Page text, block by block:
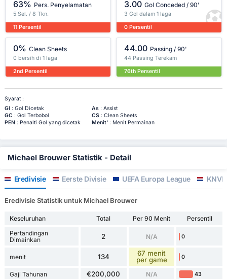
63% Pers. Penyelamatan
5 Sel. / 8 Tkn.
11 Persentil
3.00 Gol Conceded / 90'
3 Gol dalam 1 laga
0 Persentil
0% Clean Sheets
0 bersih di 1 laga
2nd Persentil
44.00 Passing / 90'
44 Passing Terekam
76th Persentil
Syarat :
Gl : Gol Dicetak As: Assist
GC : Gol Terbobol CS: Clean Sheets
PEN: Penalti Gol yang dicetak Menit': Menit Permainan
Michael Brouwer Statistik - Detail
Eredivisie Eerste Divisie UEFA Europa League
Eredivisie Statistik untuk Michael Brouwer
Keseluruhan Total Per 90 Menit
Persentil
Pertandingan
Dimainkan
2 N/A 0
menit 134
67 menit
per game
0
Gaji Tahunan €200,000 N/A 43